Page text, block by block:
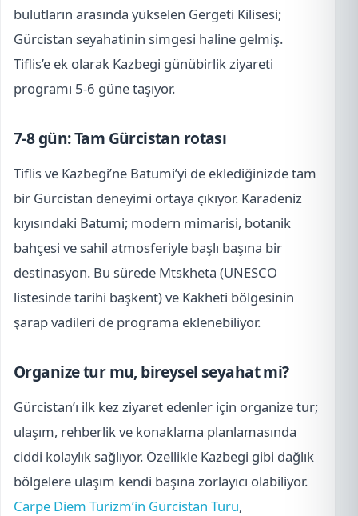
bulutların arasında yükselen Gergeti Kilisesi;
Gürcistan seyahatinin simgesi haline gelmiş.
Tiflis’e ek olarak Kazbegi günübirlik ziyareti
programı 5-6 güne taşıyor.
7-8 gün: Tam Gürcistan rotası
Tiflis ve Kazbegi’ne Batumi’yi de eklediğinizde tam
bir Gürcistan deneyimi ortaya çıkıyor. Karadeniz
kıyısındaki Batumi; modern mimarisi, botanik
bahçesi ve sahil atmosferiyle başlı başına bir
destinasyon. Bu sürede Mtskheta (UNESCO
listesinde tarihi başkent) ve Kakheti bölgesinin
şarap vadileri de programa eklenebiliyor.
Organize tur mu, bireysel seyahat mi?
Gürcistan’ı ilk kez ziyaret edenler için organize tur;
ulaşım, rehberlik ve konaklama planlamasında
ciddi kolaylık sağlıyor. Özellikle Kazbegi gibi dağlık
bölgelere ulaşım kendi başına zorlayıcı olabiliyor.
Carpe Diem Turizm’in Gürcistan Turu,